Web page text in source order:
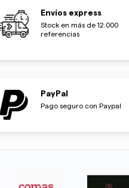
Envíos express
Stock en más de 12.000
referencias
PayPal
Pago seguro con Paypal